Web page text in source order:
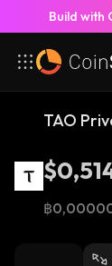
Build with
TAO
฿